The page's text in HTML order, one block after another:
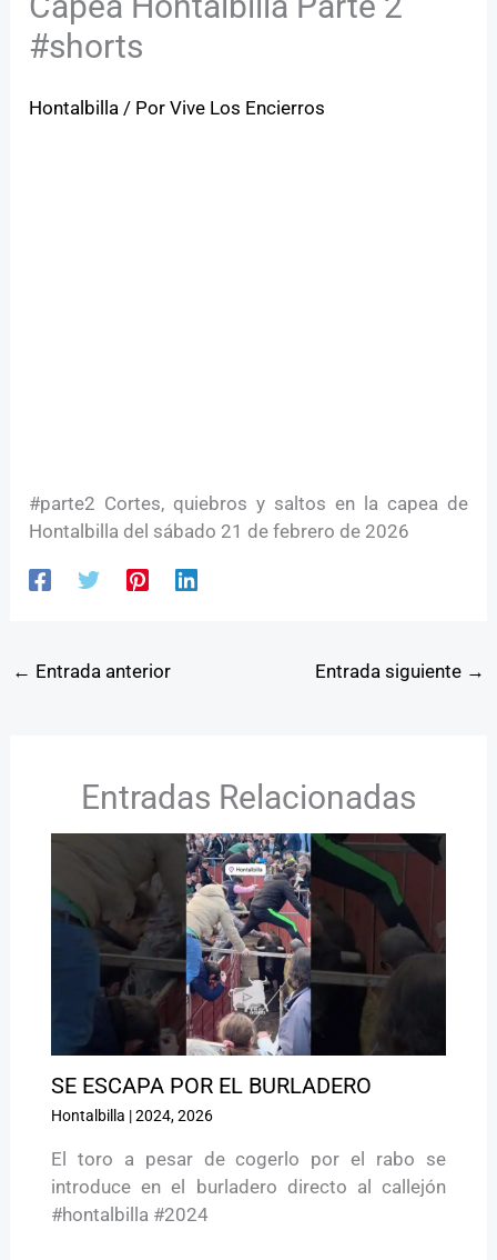
#shorts
Hontalbilla / PorVive Los Encierros
#parte2 Cortes, quiebros y saltos en la capea de
Hontalbilla del sábado 21 de febrero de 2026
← Entrada anterior Entrada siguiente →
Entradas Relacionadas
SE ESCAPA POR EL BURLADERO
Hontalbilla |2024,2026
El toro a pesar de cogerlo por el rabo se
introduce en el burladero directo al callejón
#hontalbilla #2024